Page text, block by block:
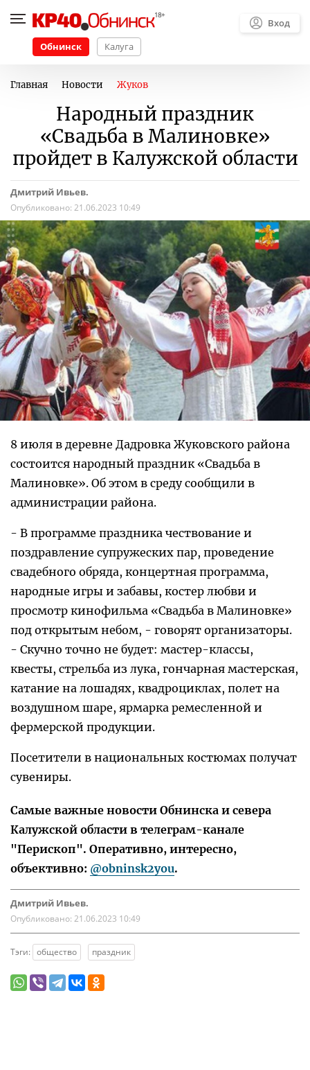
Обнинск Калуга
Вход
Главная Новости Жуков
Народный праздник
«Свадьба в Малиновке»
пройдет в Калужской области
Дмитрий Ивьев.
Опубликовано: 21.06.2023 10:49
8 июля в деревне Дадровка Жуковского района
состоится народный праздник «Свадьба в
Малиновке». Об этом в среду сообщили в
администрации района.
- В программе праздника чествование и
поздравление супружеских пар, проведение
свадебного обряда, концертная программа,
народные игры и забавы, костер любви и
просмотр кинофильма «Свадьба в Малиновке»
под открытым небом, - говорят организаторы.
- Скучно точно не будет: мастер-классы,
квесты, стрельба из лука, гончарная мастерская,
катание на лошадях, квадроциклах, полет на
воздушном шаре, ярмарка ремесленной и
фермерской продукции.
Посетители в национальных костюмах получат
сувениры.
Самые важные новости Обнинска и севера
Калужской области в телеграм-канале
"Перископ". Оперативно, интересно,
объективно: @obninsk2you.
Дмитрий Ивьев.
Опубликовано: 21.06.2023 10:49
Тэги: общество праздник